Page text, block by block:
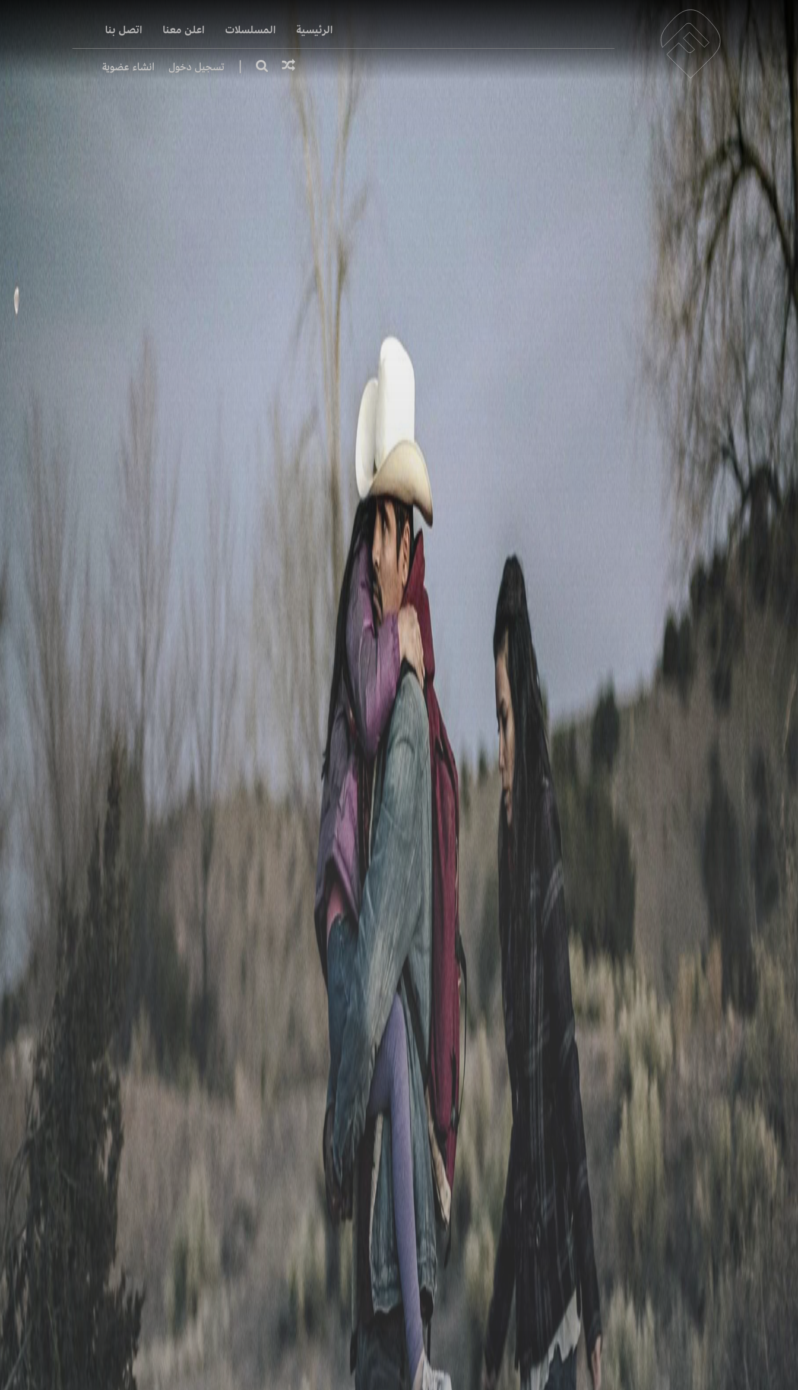
الرئيسية المسلسلات اعلن معنا اتصل بنا
| تسجيل دخول انشاء عضوية